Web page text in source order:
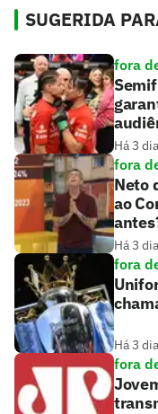
SUGERIDA
fora
Há 3
fora
Neto
ao
Há 3
fora
Há 3
fora